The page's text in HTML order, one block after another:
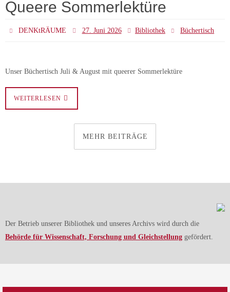
Queere Sommerlektüre
DENKtRÄUME 27. Juni 2026 Bibliothek Büchertisch
Unser Büchertisch Juli & August mit queerer Sommerlektüre
WEITERLESEN
MEHR BEITRÄGE
Der Betrieb unserer Bibliothek und unseres Archivs wird durch die
Behörde für Wissenschaft, Forschung und Gleichstellung gefördert.